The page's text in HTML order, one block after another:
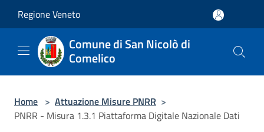
Regione Veneto
Comune di San Nicolò di
Comelico
Home > Attuazione Misure PNRR >
PNRR - Misura 1.3.1 Piattaforma Digitale Nazionale Dati